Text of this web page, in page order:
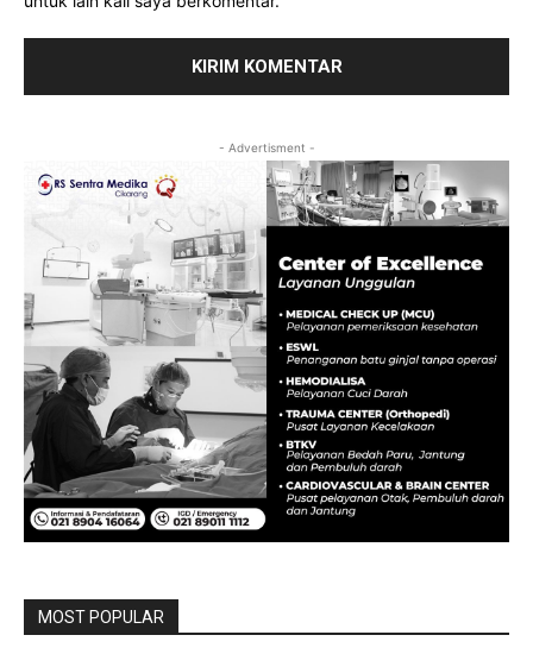
- Advertisment -
MOST POPULAR